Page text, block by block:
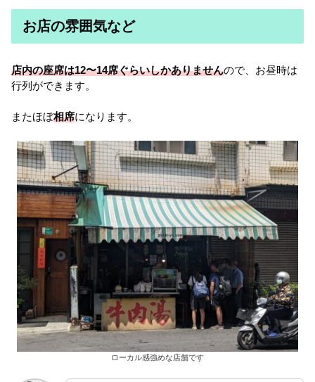
お店の雰囲気など
店内の座席は12〜14席ぐらいしかありませんので、お昼時は
行列ができます。
またほぼ相席になります。
ローカル感強めな店舗です